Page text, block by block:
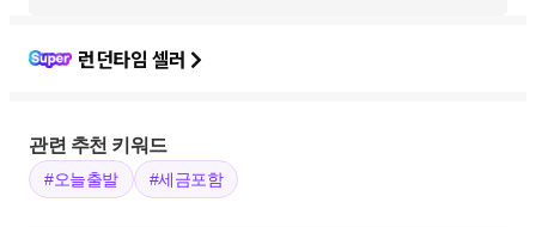
런던타임 셀러
관련 추천 키워드
#오늘출발 #세금포함